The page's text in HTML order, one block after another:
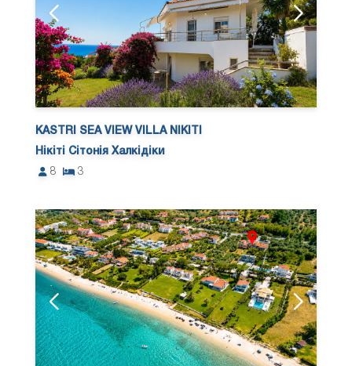
KASTRI SEA VIEW VILLA NIKITI
Нікіті Сітонія Халкідіки
8
3